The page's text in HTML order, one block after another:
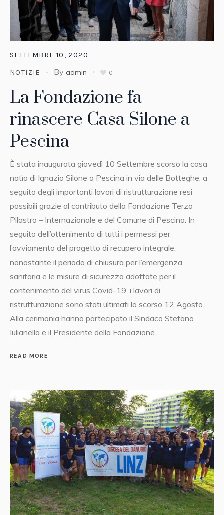
SETTEMBRE 10, 2020
NOTIZIE By admin 0
La Fondazione fa
rinascere Casa Silone a
Pescina
È stata inaugurata giovedì 10 Settembre scorso la casa
natìa di Ignazio Silone a Pescina in via delle Botteghe, a
seguito degli importanti lavori di ristrutturazione resi
possibili grazie al contributo della Fondazione Terzo
Pilastro – Internazionale e del Comune di Pescina. In
seguito dell’ottenimento di tutti i permessi per
l’avviamento del progetto di recupero integrale,
nonostante il periodo di chiusura per l’emergenza
sanitaria e le misure di sicurezza adottate per il
contenimento del virus Covid-19, i lavori di
ristrutturazione sono stati ultimati lo scorso 12 Agosto.
Alla cerimonia hanno partecipato il Sindaco Stefano
Iulianella e il Presidente della Fondazione...
READ MORE